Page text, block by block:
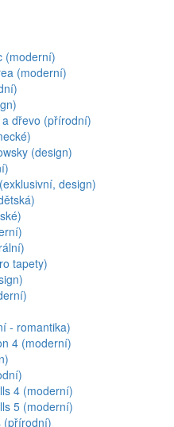
(moderní)
(moderní)
dřevo (přírodní)
(design)
design)
tapety)
- romantika)
4 (moderní)
4 (moderní)
5 (moderní)
(přírodní)